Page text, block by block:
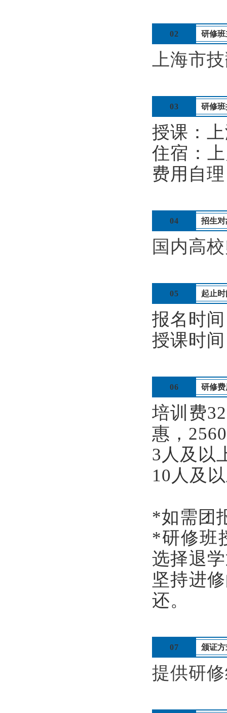
02 研修
上海市
03 研修
授课：
住宿：
费用自
04 招生对
国内高
05 起止
报名时
授课时
06 研修费
培训费
惠，
3人及以
10人及
*如需团
*研修班
选择退
坚持进
还。
07 颁证方
提供研